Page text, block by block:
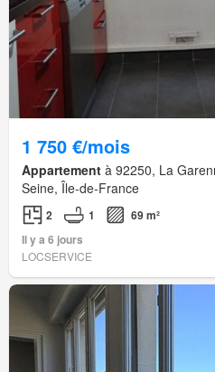
1 750 €/mois
Appartement à 92250, La
Seine, Île-de-France
2 1
69 m²
Il y a 6 jours
LOCSERVICE